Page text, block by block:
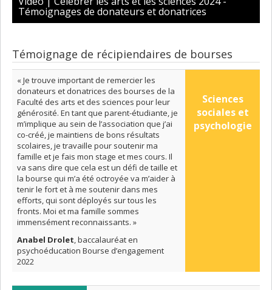
Témoignages de donateurs et donatrices
Témoignage de récipiendaires de bourses
« Je trouve important de remercier les
donateurs et donatrices des bourses de la
Faculté des arts et des sciences pour leur
générosité. En tant que parent-étudiante, je
m’implique au sein de l’association que j’ai
co-créé, je maintiens de bons résultats
scolaires, je travaille pour soutenir ma
famille et je fais mon stage et mes cours. Il
va sans dire que cela est un défi de taille et
la bourse qui m’a été octroyée va m’aider à
tenir le fort et à me soutenir dans mes
efforts, qui sont déployés sur tous les
fronts. Moi et ma famille sommes
immensément reconnaissants. »
Anabel Drolet, baccalauréat en
psychoéducation Bourse d’engagement
2022
Sciences
sociales et
psychologie